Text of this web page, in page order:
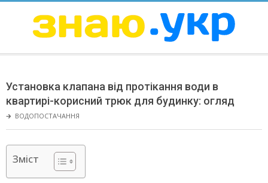
ЗНАЮ
Menu
Установка клапана від протікання води в
квартирі-корисний трюк для будинку: огляд
🡲 ВОДОПОСТАЧАННЯ
Зміст